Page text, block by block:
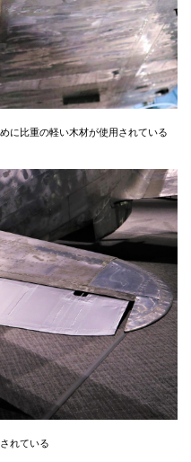
に比重の軽い木材が使用されている
れている